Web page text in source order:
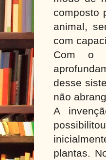
composto
animal,
com
Com o
desse
não
A
plantas.